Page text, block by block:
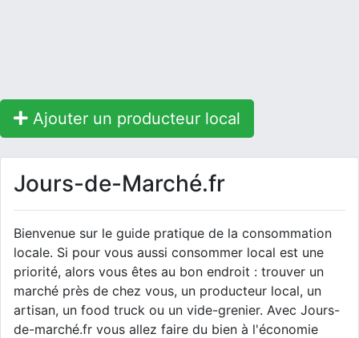
Ajouter un producteur local
Jours-de-Marché.fr
Bienvenue sur le guide pratique de la consommation
locale. Si pour vous aussi consommer local est une
priorité, alors vous êtes au bon endroit : trouver un
marché près de chez vous, un producteur local, un
artisan, un food truck ou un vide-grenier. Avec Jours-
de-marché.fr vous allez faire du bien à l'économie